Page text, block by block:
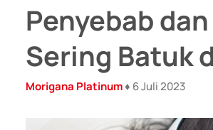
Penyebab
Sering Batuk
Morigana Platinum♦ 6 Juli 2023